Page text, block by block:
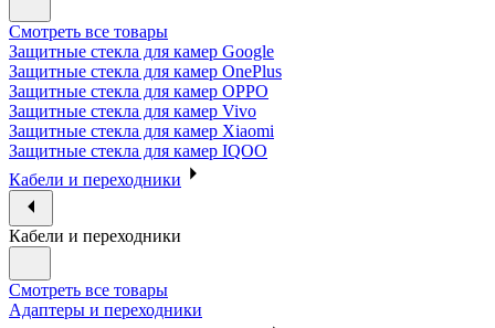
Смотреть все товары
Защитные стекла для камер Google
Защитные стекла для камер OnePlus
Защитные стекла для камер OPPO
Защитные стекла для камер Vivo
Защитные стекла для камер Xiaomi
Защитные стекла для камер IQOO
Кабели и переходники
Кабели и переходники
Смотреть все товары
Адаптеры и переходники